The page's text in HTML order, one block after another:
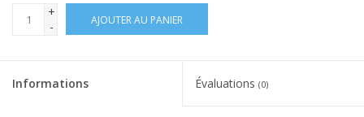
+
-
AJOUTER AU PANIER
Informations Évaluations (0)